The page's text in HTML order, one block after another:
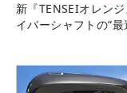
新『TENSEIオレン
イバーシャフトの“最